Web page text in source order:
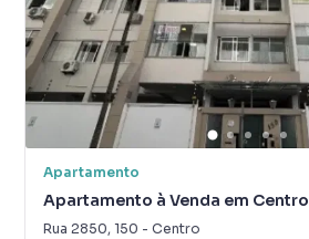
Apartamento
Apartamento à Venda em Centro
Rua 2850, 150 - Centro